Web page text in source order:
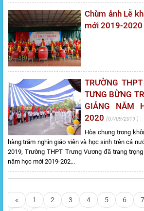
Chùm ảnh Lễ
mới 2019-2020
TRƯỜNG
TƯNG BỪNG
GIẢNG NĂM
2020
07/09/2019
Hòa chung trong
hàng trăm nghìn giáo viên và học sinh trên cả
2019, Trường THPT Trưng Vương đã trang
năm học mới 2019-202...
« 1 2 3 4 5 6 7